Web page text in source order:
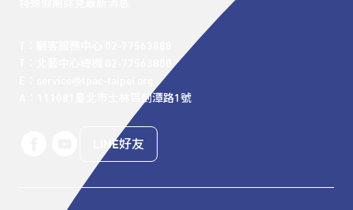
A：111081臺北市士林區劍潭路1號
LINE好友